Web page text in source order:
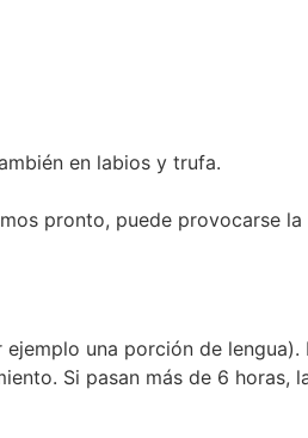
en labios y trufa.
pronto, puede provocarse la
una porción de
Si pasan más de 6 horas,